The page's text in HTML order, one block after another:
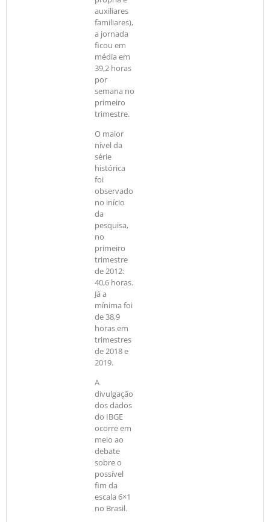
auxiliares
familiares),
a jornada
ficou em
média em
39,2 horas
por
semana no
primeiro
trimestre.
O maior
nível da
série
histórica
foi
observado
no início
da
pesquisa,
no
primeiro
trimestre
de 2012:
40,6 horas.
Já a
mínima foi
de 38,9
horas em
trimestres
de 2018 e
2019.
A
divulgação
dos dados
do IBGE
ocorre em
meio ao
debate
sobre o
possível
fim da
escala 6×1
no Brasil.